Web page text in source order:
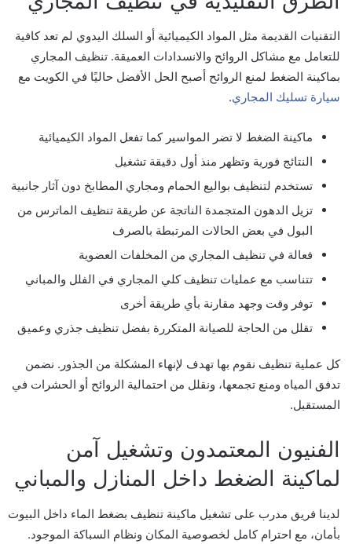
التقنيات القديمة مثل المواد الكيميائية أو السلك اليدوي لم تعد كافية
للتعامل مع مشاكل الروائح والانسدادات العميقة. تنظيف المجاري
بماكينة الضغط لمنع الروائح أصبح الحل الأفضل حاليًا في الكويت مع
سيارة تسليك المجاري.
ماكينة الضغط لا تضر المواسير كما تفعل المواد الكيميائية
النتائج فورية وتظهر منذ أول دقيقة تشغيل
تستخدم لتنظيف بواليع الحمام ومجاري المطابخ دون آثار جانبية
تزيل الدهون المتجمدة الناتجة عن طريقة تنظيف الماترس من
البول في بعض الحالات المرتبطة بالصرف
فعالة في تنظيف المجاري من المخلفات العضوية
تتناسب مع عمليات تنظيف كلي المجاري في الفلل والمباني
توفر وقت وجهد مقارنة بأي طريقة أخرى
تقلل من الحاجة للصيانة المتكررة بفضل تنظيف جذري وعميق
كل عملية تنظيف نقوم بها تهدف لإنهاء المشكلة من الجذور. نضمن
تدفق المياه ومنع تجمعها، ونقلل من احتمالية الروائح أو الحشرات في
المستقبل.
الفنيون المعتمدون وتشغيل آمن
لماكينة الضغط داخل المنازل والمباني
لدينا فريق مدرب على تشغيل ماكينة تنظيف بضغط الماء داخل البيوت
بأمان، مع احترام كامل لخصوصية المكان ونظام السباكة الموجود.